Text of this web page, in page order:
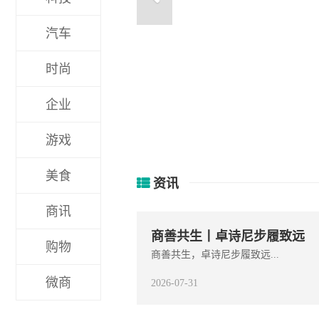
汽车
时尚
企业
游戏
美食
商讯
购物
微商
苏秘37°(SU:M37°) “
资讯
商善共生丨卓诗尼步履致远
商善共生，卓诗尼步履致远...
2026-07-31